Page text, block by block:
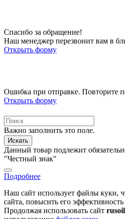
Спасибо за обращение!
Наш менеджер перезвонит вам в
Открыть форму
Ошибка при отправке. Повторите
Открыть форму
Важно заполнить это поле.
Искать
Данный товар подлежит
"Честный знак"
Подробнее
Наш сайт использует файлы куки,
сайта, повысить его эффективность
Продолжая использовать сайт